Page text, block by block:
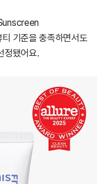
기준을 충족하면서도
정됐어요.